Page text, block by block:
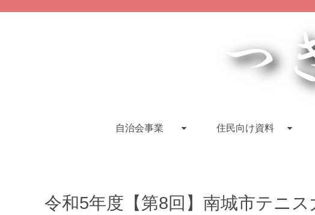
自治会事業 住民向け資料
令和5年度【第8回】南城市テニス